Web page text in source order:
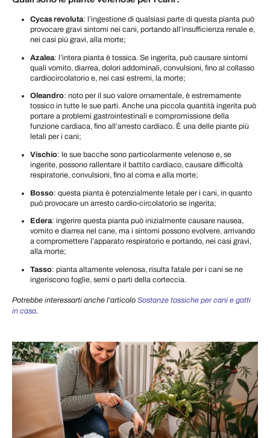
Cycas revoluta: l’ingestione di qualsiasi parte di questa pianta può
provocare gravi sintomi nei cani, portando all’insufficienza renale e,
nei casi più gravi, alla morte;
Azalea: l’intera pianta è tossica. Se ingerita, può causare sintomi
quali vomito, diarrea, dolori addominali, convulsioni, fino al collasso
cardiocircolatorio e, nei casi estremi, la morte;
Oleandro: noto per il suo valore ornamentale, è estremamente
tossico in tutte le sue parti. Anche una piccola quantità ingerita può
portare a problemi gastrointestinali e compromissione della
funzione cardiaca, fino all’arresto cardiaco. È una delle piante più
letali per i cani;
Vischio: le sue bacche sono particolarmente velenose e, se
ingerite, possono rallentare il battito cardiaco, causare difficoltà
respiratorie, convulsioni, fino al coma e alla morte;
Bosso: questa pianta è potenzialmente letale per i cani, in quanto
può provocare un arresto cardio-circolatorio se ingerita;
Edera: ingerire questa pianta può inizialmente causare nausea,
vomito e diarrea nel cane, ma i sintomi possono evolvere, arrivando
a compromettere l’apparato respiratorio e portando, nei casi gravi,
alla morte;
Tasso: pianta altamente velenosa, risulta fatale per i cani se ne
ingeriscono foglie, semi o parti della corteccia.
Potrebbe interessarti anche l’articolo Sostanze tossiche per cani e gatti
in casa.